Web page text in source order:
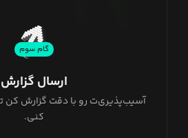
گام سوم
ارسال گزارش
آسیب‌پذیری‌ت رو با دقت گزارش کن
کنی.